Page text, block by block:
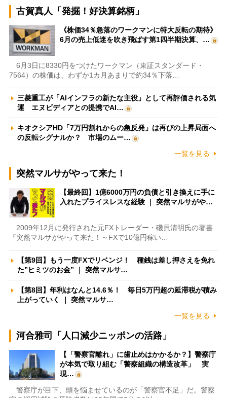
古賀真人「発掘！好決算銘柄」
《株価34％急落のワークマンに特大反転の期待》
6月の売上低迷を吹き飛ばす第1四半期決算、…
6月3日に8330円をつけたワークマン（東証スタンダード・
7564）の株価は、わずか1カ月あまりで約34％下落…
三菱重工が「AIインフラの新たな主役」として再評価される気
運 エヌビディアとの提携でAI…
キオクシアHD「7万円割れからの急反発」は再びの上昇局面へ
の反転シグナルか？ 市場のムー…
一覧を見る
突然マルサがやって来た！
【最終回】1億6000万円の負債と引き換えに手に
入れたプライスレスな経験 ｜ 突然マルサがや…
2009年12月に発行された元FXトレーダー・磯貝清明氏の著書
『突然マルサがやって来た！～FXで10億円稼い…
【第9回】もう一度FXでリベンジ！ 種銭は差し押さえを免れ
た”ヒミツのお金” ｜ 突然マルサ…
【第8回】年利はなんと14.6％！ 毎日5万円超の延滞税が積み
上がっていく ｜ 突然マルサ…
一覧を見る
河合雅司「人口減少ニッポンの活路」
【「警察官離れ」に歯止めはかかるか？】警察庁
が本気で取り組む「警察組織の構造改革」 実
現…
警察庁が目下、頭を悩ませているのが「警察官不足」だ。警察